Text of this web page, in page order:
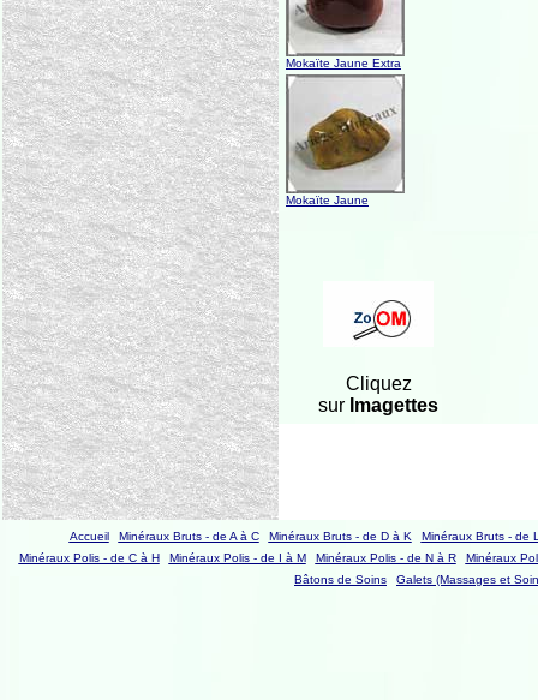
Mokaïte Jaune Extra
Mokaïte Jaune
Cliquez
sur Imagettes
Accueil Minéraux Bruts - de A à C Minéraux Bruts - de D à K
Minéraux Bruts - de
Minéraux Polis - de C à H
Minéraux Polis - de I à M Minéraux Polis - de N à R
Minéraux
Bâtons de Soins
Galets (Massages et